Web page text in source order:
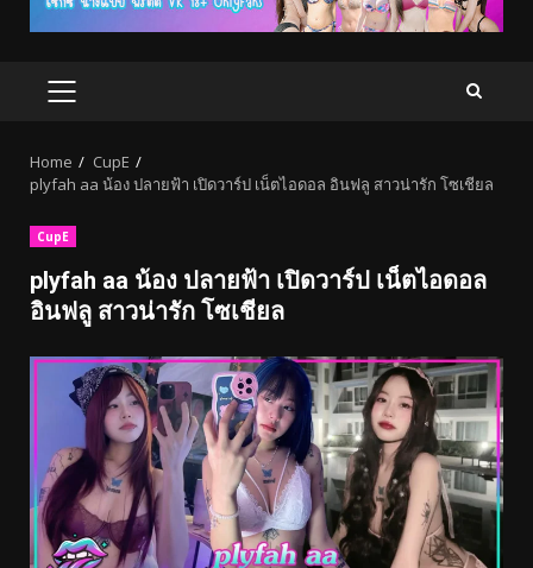
PRIMARY
Home
CupE
plyfah aa น้อง ปลายฟ้า เปิดวาร์ป เน็ตไอดอล อินฟลู สาวน่ารัก โซเชียล
CupE
plyfah aa น้อง ปลายฟ้า เปิดวาร์ป เน็ตไอดอล
อินฟลู สาวน่ารัก โซเชียล